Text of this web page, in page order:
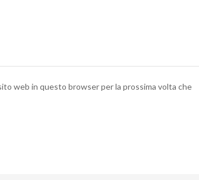
web in questo browser per la prossima volta che